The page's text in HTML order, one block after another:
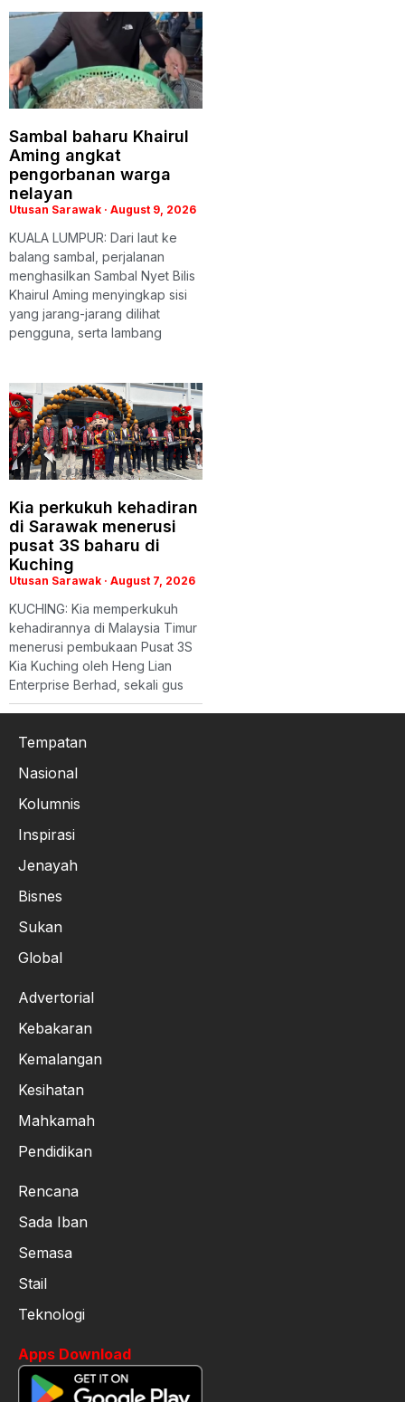
Sambal baharu Khairul
Aming angkat
pengorbanan warga
nelayan
Utusan Sarawak August 9, 2026
KUALA LUMPUR: Dari laut ke
balang sambal, perjalanan
menghasilkan Sambal Nyet Bilis
Khairul Aming menyingkap sisi
yang jarang-jarang dilihat
pengguna, serta lambang
Kia perkukuh kehadiran
di Sarawak menerusi
pusat 3S baharu di
Kuching
Utusan Sarawak August 7, 2026
KUCHING: Kia memperkukuh
kehadirannya di Malaysia Timur
menerusi pembukaan Pusat 3S
Kia Kuching oleh Heng Lian
Enterprise Berhad, sekali gus
Tempatan
Nasional
Kolumnis
Inspirasi
Jenayah
Bisnes
Sukan
Global
Advertorial
Kebakaran
Kemalangan
Kesihatan
Mahkamah
Pendidikan
Rencana
Sada Iban
Semasa
Stail
Teknologi
Apps Download